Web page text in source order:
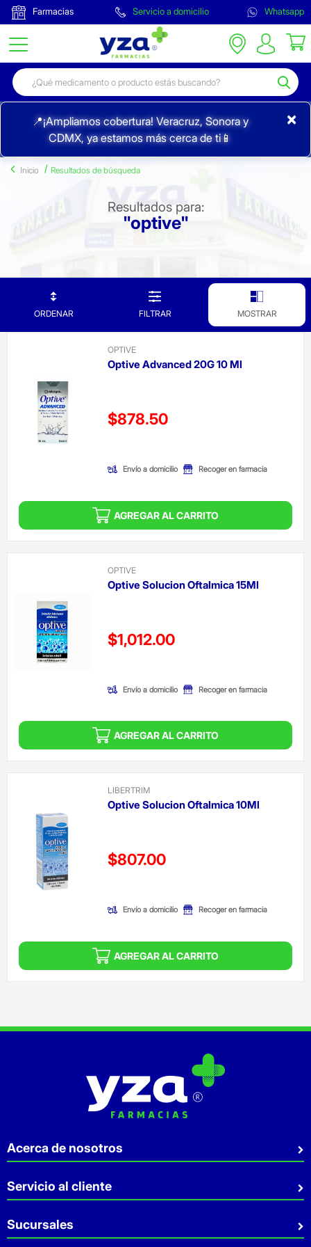
Farmacias Servicio a domicilio Whatsapp
📍¡Ampliamos cobertura! Veracruz, Sonora y
CDMX, ya estamos más cerca de ti📱
×
Inicio Resultados de búsqueda
Resultados para:
"optive"
ORDENAR FILTRAR MOSTRAR
OPTIVE
Optive Advanced 20G 10 Ml
Precio reducido de
$878.50
Envío a domicilio Recoger en farmacia
AGREGAR AL CARRITO
OPTIVE
Optive Solucion Oftalmica 15Ml
Precio reducido de
$1,012.00
Envío a domicilio Recoger en farmacia
AGREGAR AL CARRITO
LIBERTRIM
Optive Solucion Oftalmica 10Ml
Precio reducido de
$807.00
Envío a domicilio Recoger en farmacia
AGREGAR AL CARRITO
Acerca de nosotros
Quiénes somos
Sostenibilidad
Aviso de privacidad
Servicio al cliente
Preguntas Frecuentes
Contacto
Sucursales